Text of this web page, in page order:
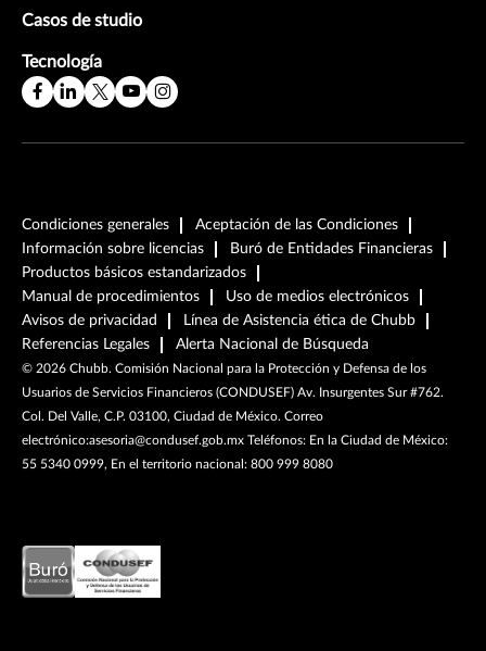
Casos de studio
Tecnología
Condiciones generales
Aceptación de las Condiciones
Información sobre licencias
Buró de Entidades Financieras
Productos básicos estandarizados
Manual de procedimientos
Uso de medios electrónicos
Avisos de privacidad
Línea de Asistencia ética de Chubb
Referencias Legales
Alerta Nacional de Búsqueda
© 2026 Chubb. Comisión Nacional para la Protección y Defensa de los
Usuarios de Servicios Financieros (CONDUSEF) Av. Insurgentes Sur #762.
Col. Del Valle, C.P. 03100, Ciudad de México. Correo
electrónico:asesoria@condusef.gob.mx Teléfonos: En la Ciudad de México:
55 5340 0999, En el territorio nacional: 800 999 8080